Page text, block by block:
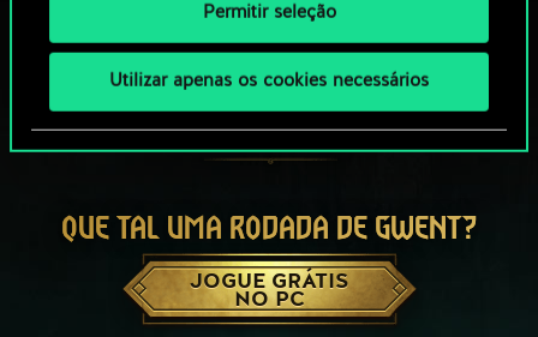
Permitir seleção
Utilizar apenas os cookies necessários
QUE TAL UMA RODADA DE GWENT?
JOGUE GRÁTIS
NO PC